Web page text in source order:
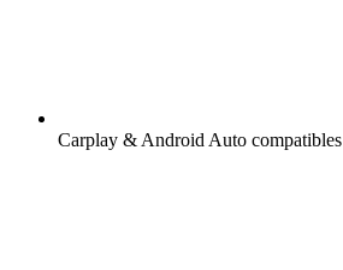
Carplay & Android Auto compatibles